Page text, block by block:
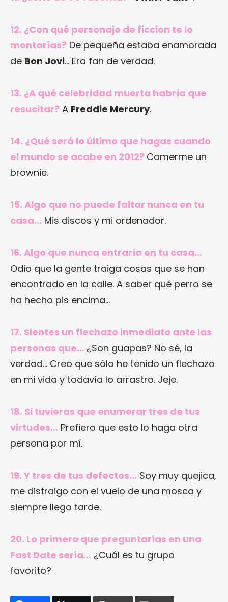
12. ¿Con qué personaje de ficcion te lo
montarías? De pequeña estaba enamorada
de Bon Jovi… Era fan de verdad.
13. ¿A qué celebridad muerta habría que
resucitar? A Freddie Mercury.
14. ¿Qué será lo último que hagas cuando
el mundo se acabe en 2012? Comerme un
brownie.
15. Algo que no puede faltar nunca en tu
casa… Mis discos y mi ordenador.
16. Algo que nunca entraría en tu casa…
Odio que la gente traiga cosas que se han
encontrado en la calle. A saber qué perro se
ha hecho pis encima…
17. Sientes un flechazo inmediato ante las
personas que… ¿Son guapas? No sé, la
verdad… Creo que sólo he tenido un flechazo
en mi vida y todavía lo arrastro. Jeje.
18. Si tuvieras que enumerar tres de tus
virtudes… Prefiero que esto lo haga otra
persona por mí.
19. Y tres de tus defectos… Soy muy quejica,
me distraigo con el vuelo de una mosca y
siempre llego tarde.
20. Lo primero que preguntarías en una
Fast Date sería… ¿Cuál es tu grupo
favorito?